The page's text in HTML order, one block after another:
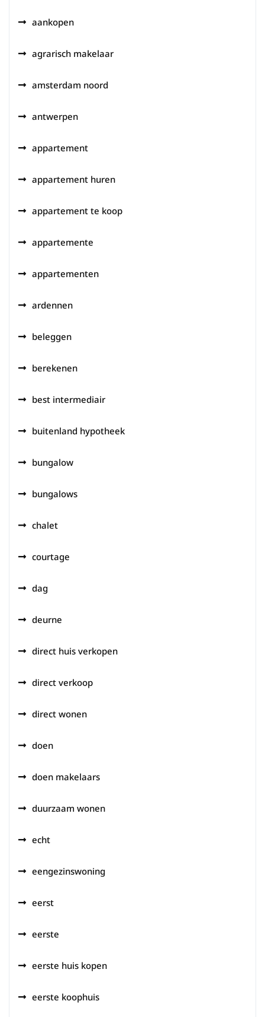
aankopen
agrarisch makelaar
amsterdam noord
antwerpen
appartement
appartement huren
appartement te koop
appartemente
appartementen
ardennen
beleggen
berekenen
best intermediair
buitenland hypotheek
bungalow
bungalows
chalet
courtage
dag
deurne
direct huis verkopen
direct verkoop
direct wonen
doen
doen makelaars
duurzaam wonen
echt
eengezinswoning
eerst
eerste
eerste huis kopen
eerste koophuis